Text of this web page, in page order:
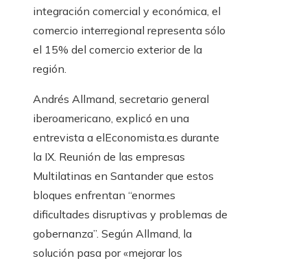
integración comercial y económica, el
comercio interregional representa sólo
el 15% del comercio exterior de la
región.
Andrés Allmand, secretario general
iberoamericano, explicó en una
entrevista a elEconomista.es durante
la IX. Reunión de las empresas
Multilatinas en Santander que estos
bloques enfrentan “enormes
dificultades disruptivas y problemas de
gobernanza”. Según Allmand, la
solución pasa por «mejorar los